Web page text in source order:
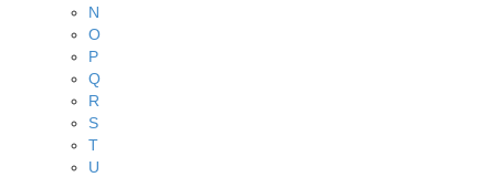
N
O
P
Q
R
S
T
U